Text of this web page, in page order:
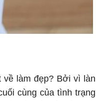
về làm đẹp? Bởi vì làn
cùng của tình trạng